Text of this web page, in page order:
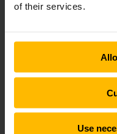
of their services.
Use
ved hjælp af